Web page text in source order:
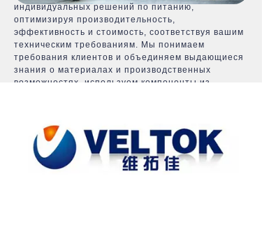
индивидуальных решений по питанию,
оптимизируя производительность,
эффективность и стоимость, соответствуя вашим
техническим требованиям. Мы понимаем
требования клиентов и объединяем выдающиеся
знания о материалах и производственных
возможностях, используем компоненты из
международным стандартам безопасности,
включая CE, FCC, RoHS, REACH, UKCA, UL, PSE,
KC, RCM и т.д., упрощая выход на рынок для
вашего бизнеса. Благодаря стратегическим